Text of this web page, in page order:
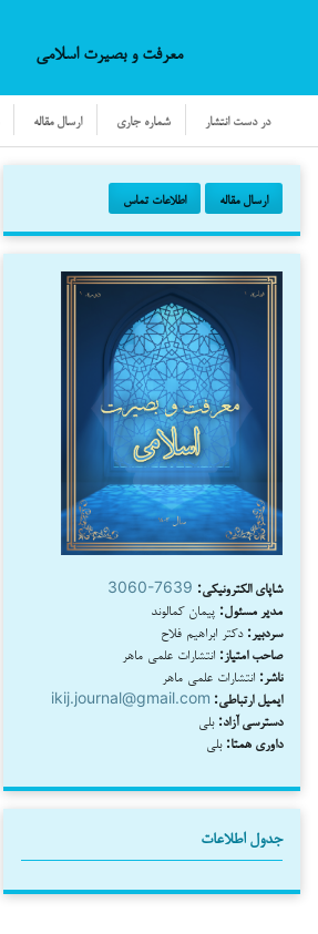
معرفت و بصیرت اسلامی
در دست انتشار شماره جاری ارسال مقاله
ارسال مقاله اطلاعات تماس
شاپای الکترونیکی: 3060-7639
مدیر مسئول: پیمان کمالوند
سردبیر: دکتر ابراهیم فلاح
صاحب امتیاز: انتشارات علمی ماهر
ناشر: انتشارات علمی ماهر
ایمیل ارتباطی: ikij.journal@gmail.com
دسترسی آزاد: بلی
داوری همتا: بلی
جدول اطلاعات